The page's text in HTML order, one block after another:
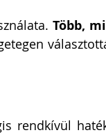
Több,
rendkívül